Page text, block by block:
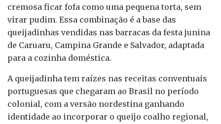
cremosa ficar fofa como uma pequena torta, sem
virar pudim. Essa combinação é a base das
queijadinhas vendidas nas barracas da festa junina
de Caruaru, Campina Grande e Salvador, adaptada
para a cozinha doméstica.
A queijadinha tem raízes nas receitas conventuais
portuguesas que chegaram ao Brasil no período
colonial, com a versão nordestina ganhando
identidade ao incorporar o queijo coalho regional,